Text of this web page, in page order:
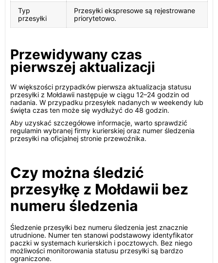
Typ
przesyłki
Przesyłki ekspresowe są rejestrowane
priorytetowo.
Przewidywany czas
pierwszej aktualizacji
W większości przypadków pierwsza aktualizacja statusu
przesyłki z Mołdawii następuje w ciągu 12–24 godzin od
nadania. W przypadku przesyłek nadanych w weekendy lub
święta czas ten może się wydłużyć do 48 godzin.
Aby uzyskać szczegółowe informacje, warto sprawdzić
regulamin wybranej firmy kurierskiej oraz numer śledzenia
przesyłki na oficjalnej stronie przewoźnika.
Czy można śledzić
przesyłkę z Mołdawii bez
numeru śledzenia
Śledzenie przesyłki bez numeru śledzenia jest znacznie
utrudnione. Numer ten stanowi podstawowy identyfikator
paczki w systemach kurierskich i pocztowych. Bez niego
możliwości monitorowania statusu przesyłki są bardzo
ograniczone.